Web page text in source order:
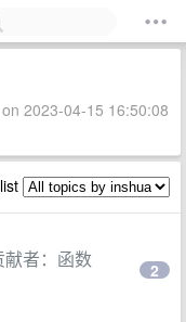
2023-04-15 16:50:08
者：函数
2